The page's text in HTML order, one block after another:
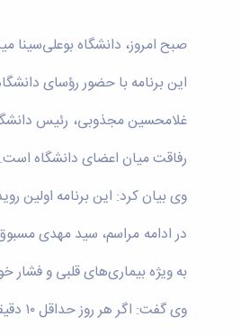
صبح امروز، دانشگاه
این برنامه با حضور رؤسای
غلامحسین مجذوبی، رئیس
رفاقت میان اعضای دانشگاه است.
وی بیان کرد: این برنامه اولین
در ادامه مراسم، سید مهدی
به ویژه بیماری‌های قلبی و فشار
وی گفت: اگر هر روز حداقل ۱۰ دقیقه را به سلامت جسم و روح خود اختصاص دهیم، این امر در نهایت موجب افزایش راندمان و کارایی ما نیز خواهد شد.